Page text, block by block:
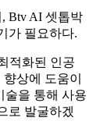
Btv AI 셋톱박
가 필요하다.
적화된 인공
상에 도움이
술을 통해 사용
로 발굴하겠